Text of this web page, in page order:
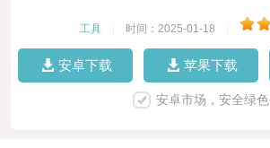
工具 时间：2025-01-18
安卓下载 苹果下载
安卓市场，安全绿色